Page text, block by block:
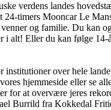
verdens landes
timers Mooncar Le
og familie. Du
alt! Eller du kan følge
over hele
hjemmeside eller se
for at overvære jeres
Burrild fra Kokkedal